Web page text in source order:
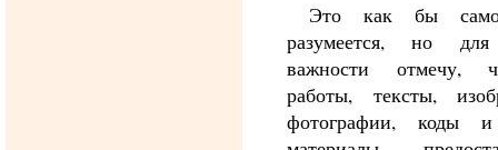
Это как бы
разумеется, но
важности отмечу,
работы, тексты,
фотографии, коды и